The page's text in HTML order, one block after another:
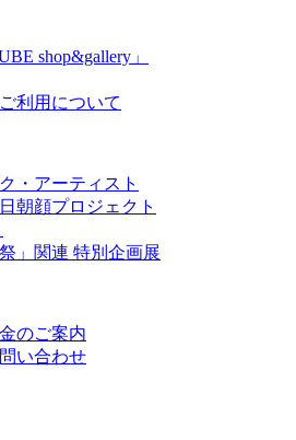
shop&gallery」
利用について
・アーティスト
朝顔プロジェクト
」関連 特別企画展
のご案内
い合わせ